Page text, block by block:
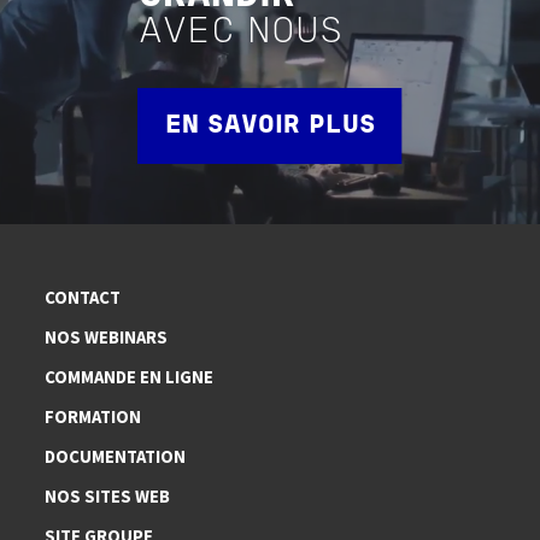
AVEC NOUS
EN SAVOIR PLUS
CONTACT
NOS WEBINARS
COMMANDE EN LIGNE
FORMATION
DOCUMENTATION
NOS SITES WEB